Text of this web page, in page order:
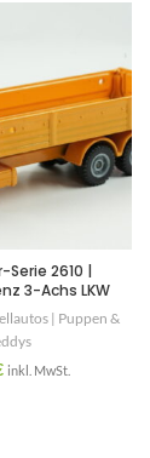
Serie 2610 |
3-Achs LKW
| Puppen &
inkl. MwSt.